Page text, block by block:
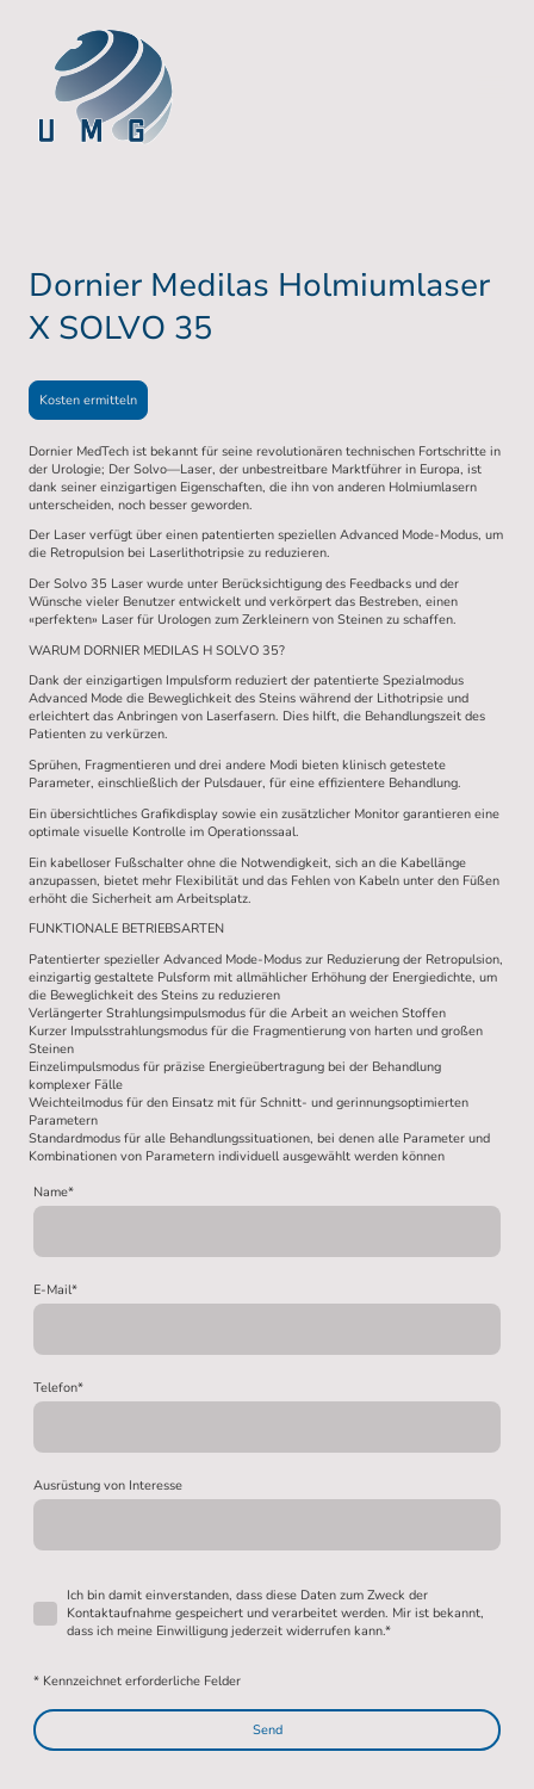
Dornier Medilas Holmiumlaser
X SOLVO 35
Kosten ermitteln
Dornier MedTech ist bekannt für seine revolutionären technischen Fortschritte in
der Urologie; Der Solvo—Laser, der unbestreitbare Marktführer in Europa, ist
dank seiner einzigartigen Eigenschaften, die ihn von anderen Holmiumlasern
unterscheiden, noch besser geworden.
Der Laser verfügt über einen patentierten speziellen Advanced Mode-Modus, um
die Retropulsion bei Laserlithotripsie zu reduzieren.
Der Solvo 35 Laser wurde unter Berücksichtigung des Feedbacks und der
Wünsche vieler Benutzer entwickelt und verkörpert das Bestreben, einen
«perfekten» Laser für Urologen zum Zerkleinern von Steinen zu schaffen.
WARUM DORNIER MEDILAS H SOLVO 35?
Dank der einzigartigen Impulsform reduziert der patentierte Spezialmodus
Advanced Mode die Beweglichkeit des Steins während der Lithotripsie und
erleichtert das Anbringen von Laserfasern. Dies hilft, die Behandlungszeit des
Patienten zu verkürzen.
Sprühen, Fragmentieren und drei andere Modi bieten klinisch getestete
Parameter, einschließlich der Pulsdauer, für eine effizientere Behandlung.
Ein übersichtliches Grafikdisplay sowie ein zusätzlicher Monitor garantieren eine
optimale visuelle Kontrolle im Operationssaal.
Ein kabelloser Fußschalter ohne die Notwendigkeit, sich an die Kabellänge
anzupassen, bietet mehr Flexibilität und das Fehlen von Kabeln unter den Füßen
erhöht die Sicherheit am Arbeitsplatz.
FUNKTIONALE BETRIEBSARTEN
Patentierter spezieller Advanced Mode-Modus zur Reduzierung der Retropulsion,
einzigartig gestaltete Pulsform mit allmählicher Erhöhung der Energiedichte, um
die Beweglichkeit des Steins zu reduzieren
Verlängerter Strahlungsimpulsmodus für die Arbeit an weichen Stoffen
Kurzer Impulsstrahlungsmodus für die Fragmentierung von harten und großen
Steinen
Einzelimpulsmodus für präzise Energieübertragung bei der Behandlung
komplexer Fälle
Weichteilmodus für den Einsatz mit für Schnitt- und gerinnungsoptimierten
Parametern
Standardmodus für alle Behandlungssituationen, bei denen alle Parameter und
Kombinationen von Parametern individuell ausgewählt werden können
Name*
E-Mail*
Telefon*
Ausrüstung von Interesse
Ich bin damit einverstanden, dass diese Daten zum Zweck der
Kontaktaufnahme gespeichert und verarbeitet werden. Mir ist bekannt,
dass ich meine Einwilligung jederzeit widerrufen kann.*
* Kennzeichnet erforderliche Felder
Send